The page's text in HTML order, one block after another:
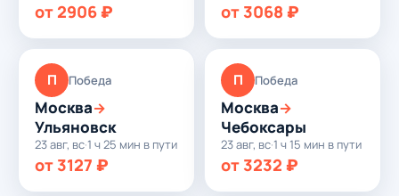
от 2906 ₽ от 3068 ₽
П Победа
Москва→
Ульяновск
23 авг, вс·1 ч 25 мин в пути
от 3127 ₽
П Победа
Москва→
Чебоксары
23 авг, вс·1 ч 15 мин в пути
от 3232 ₽